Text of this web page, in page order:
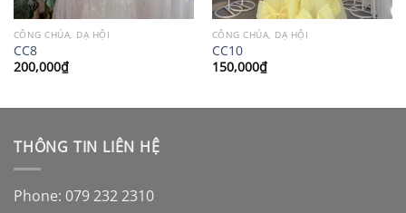
CÔNG CHÚA, DẠ HỘI
CC8
200,000₫
CÔNG CHÚA, DẠ HỘI
CC10
150,000₫
THÔNG TIN LIÊN HỆ
Phone: 079 232 2310